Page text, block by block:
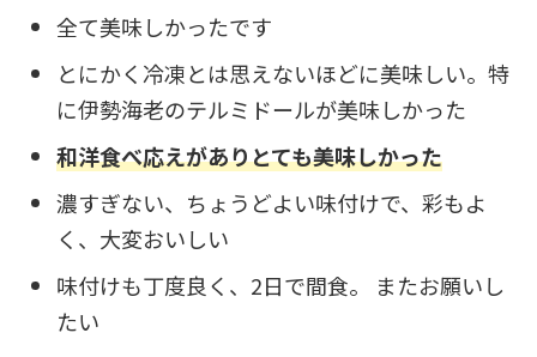
全て美味しかったです
とにかく冷凍とは思えないほどに美味しい。特
に伊勢海老のテルミドールが美味しかった
和洋食べ応えがありとても美味しかった
濃すぎない、ちょうどよい味付けで、彩もよ
く、大変おいしい
味付けも丁度良く、2日で間食。 またお願いし
たい